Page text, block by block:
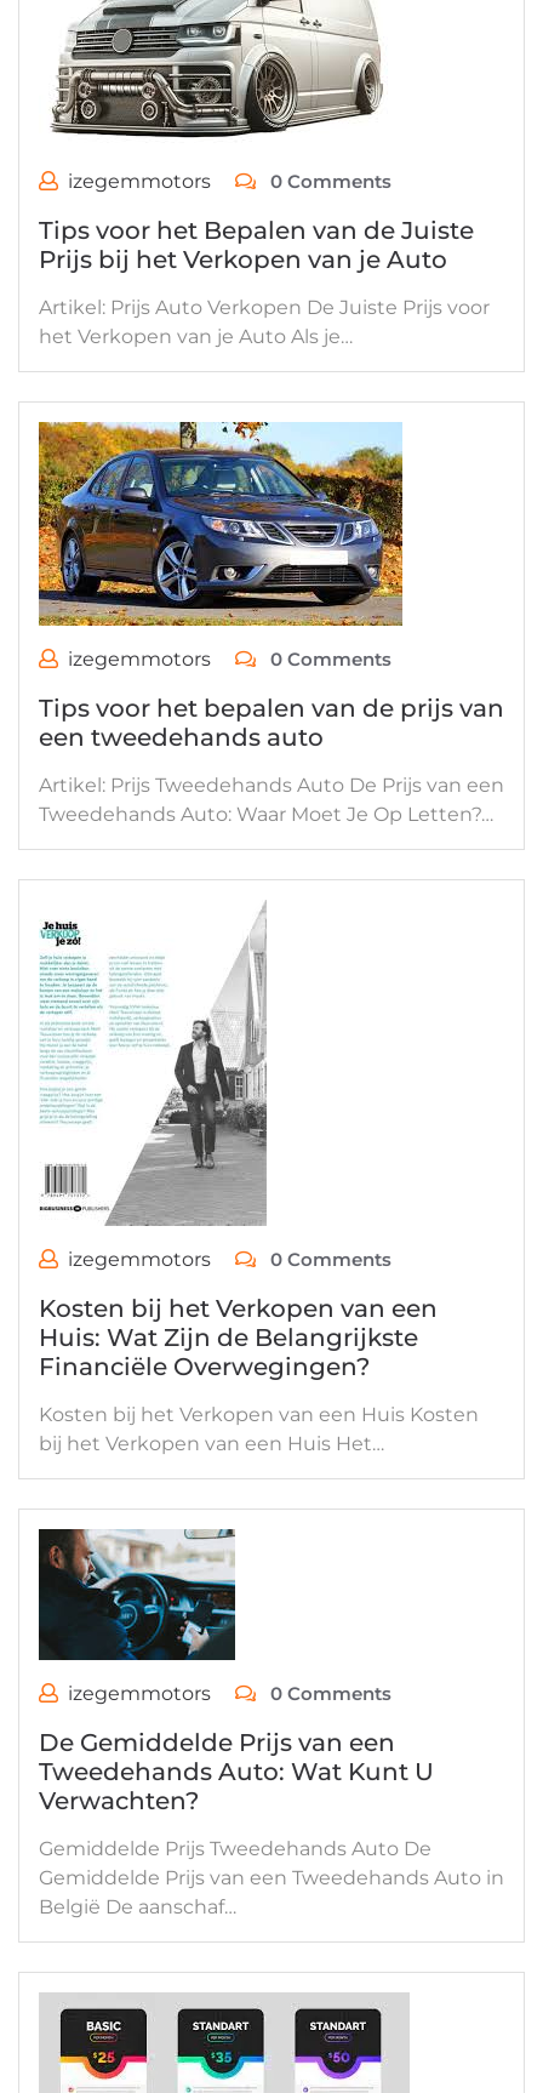
izegemmotors 0 Comments
Tips voor het Bepalen van de Juiste
Prijs bij het Verkopen van je Auto
Artikel: Prijs Auto Verkopen De Juiste Prijs voor
het Verkopen van je Auto Als je…
izegemmotors 0 Comments
Tips voor het bepalen van de prijs van
een tweedehands auto
Artikel: Prijs Tweedehands Auto De Prijs van een
Tweedehands Auto: Waar Moet Je Op Letten?…
izegemmotors 0 Comments
Kosten bij het Verkopen van een
Huis: Wat Zijn de Belangrijkste
Financiële Overwegingen?
Kosten bij het Verkopen van een Huis Kosten
bij het Verkopen van een Huis Het…
izegemmotors 0 Comments
De Gemiddelde Prijs van een
Tweedehands Auto: Wat Kunt U
Verwachten?
Gemiddelde Prijs Tweedehands Auto De
Gemiddelde Prijs van een Tweedehands Auto in
België De aanschaf…